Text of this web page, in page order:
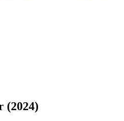
(2024)